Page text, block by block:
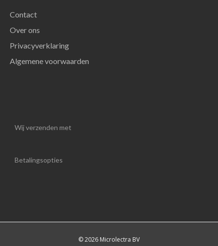
Contact
Over ons
Privacyverklaring
Algemene voorwaarden
Wij verzenden met
Betalingsopties
© 2026 Microlectra BV